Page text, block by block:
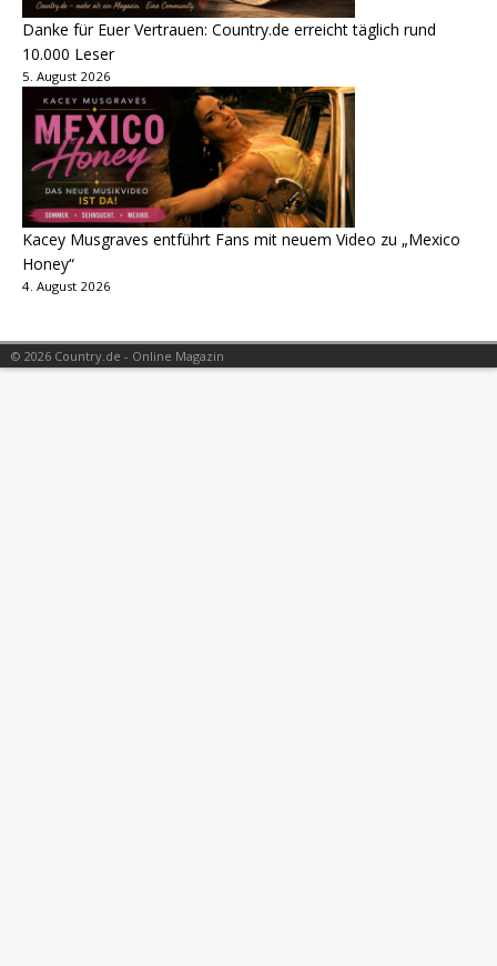
Danke für Euer Vertrauen: Country.de erreicht täglich rund
10.000 Leser
5. August 2026
Kacey Musgraves entführt Fans mit neuem Video zu „Mexico
Honey“
4. August 2026
© 2026 Country.de - Online Magazin